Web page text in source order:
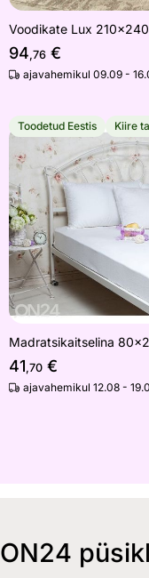
Voodikate Lux
94,76 €
ajavahemikul 09.09 -
Madratsikaitselina
Toodetud Eestis Kiire
Madratsikaitselina
41,70 €
ajavahemikul 12.08 -
ON24